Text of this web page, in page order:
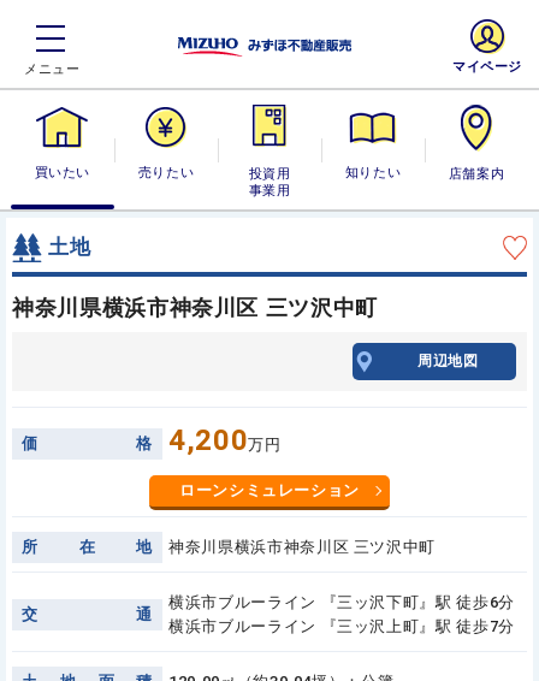
買いたい 売りたい
投資用・事業
用
知りたい 店舗案内
マイページ
土地
神奈川県横浜市神奈川区 三ツ沢中町
周辺地図
価 格 4,200万円
ローンシミュレーション
所 在 地 神奈川県横浜市神奈川区 三ツ沢中町
交 通
横浜市ブルーライン 『三ッ沢下町』駅 徒歩6分
横浜市ブルーライン 『三ッ沢上町』駅 徒歩7分